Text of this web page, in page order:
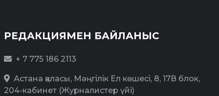
РЕДАКЦИЯМЕН БАЙЛАНЫС
+ 7 775 186 2113
Астана қаласы, Мәңгілік Ел көшесі, 8, 17В блок,
204-кабинет (Журналистер үйі)